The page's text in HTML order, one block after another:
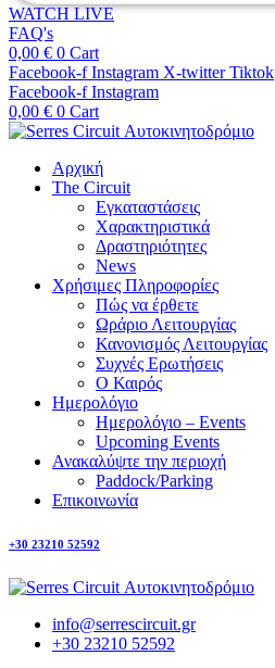
WATCH LIVE
FAQ's
0,00 € 0 Cart
Facebook-f Instagram X-twitter Tiktok
Facebook-f Instagram
0,00 € 0 Cart
Αρχική
The Circuit
Εγκαταστάσεις
Χαρακτηριστικά
Δραστηριότητες
News
Χρήσιμες Πληροφορίες
Πώς να έρθετε
Ωράριο Λειτουργίας
Κανονισμός Λειτουργίας
Συχνές Ερωτήσεις
Ο Καιρός
Ημερολόγιο
Ημερολόγιο – Events
Upcoming Events
Ανακαλύψτε την περιοχή
Paddock/Parking
Επικοινωνία
+30 23210 52592
info@serrescircuit.gr
+30 23210 52592